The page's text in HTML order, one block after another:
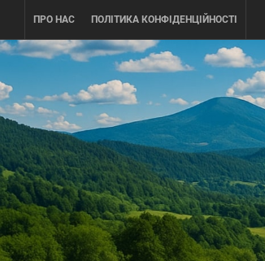
content
ПРО НАС ПОЛІТИКА КОНФІДЕНЦІЙНОСТІ